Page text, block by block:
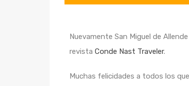
Nuevamente San Miguel de
revista Conde Nast Traveler.
Muchas felicidades a todos los